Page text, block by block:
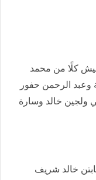
كلًا من محمد
الرحمن حفور
ولجين خالد وسارة
خالد شريف